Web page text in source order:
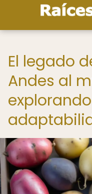
El legado
Andes al